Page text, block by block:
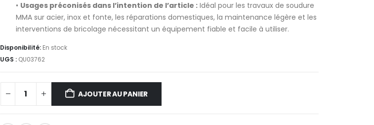
• Usages préconisés dans l’intention de l’article : Idéal pour les travaux de soudure
MMA sur acier, inox et fonte, les réparations domestiques, la maintenance légère et les
interventions de bricolage nécessitant un équipement fiable et facile à utiliser.
Disponibilité: En stock
UGS : QU03762
AJOUTER AU PANIER